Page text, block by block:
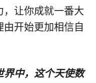
，让你成就一番大
开始更加相信自
界中，这个天使数